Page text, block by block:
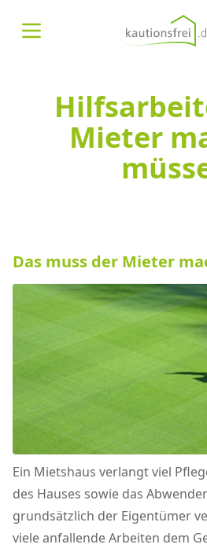
Menü öffnen
Mieter
Das muss der Mieter
Ein Mietshaus verlangt viel
des Hauses sowie das
grundsätzlich der Eigentümer
viele anfallende Arbeiten dem